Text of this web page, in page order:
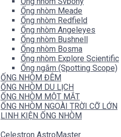
Ống nhòm Meade
Ống nhòm Redfield
Ống nhòm Angeleyes
Ống nhòm Bushnell
Ống nhòm Bosma
Ống nhòm Explore Scientific
Ống ngắm (Spotting Scope)
ỐNG NHÒM ĐÊM
ỐNG NHÒM DU LỊCH
ỐNG NHÒM MỘT MẮT
ỐNG NHÒM NGOÀI TRỜI CỠ LỚN
LINH KIỆN ỐNG NHÒM
Celestron AstroMaster